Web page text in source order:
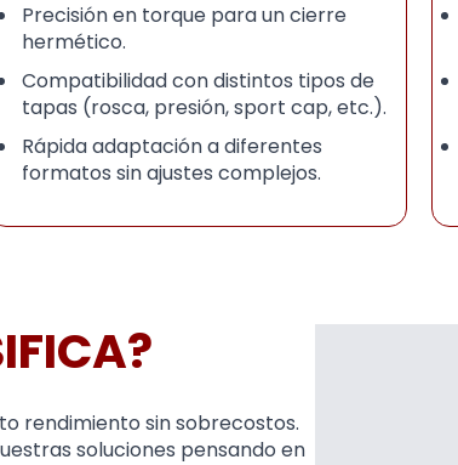
Precisión en torque para un cierre
hermético.
Compatibilidad con distintos tipos de
tapas (rosca, presión, sport cap, etc.).
Rápida adaptación a diferentes
formatos sin ajustes complejos.
rendimiento sin sobrecostos.
soluciones pensando en